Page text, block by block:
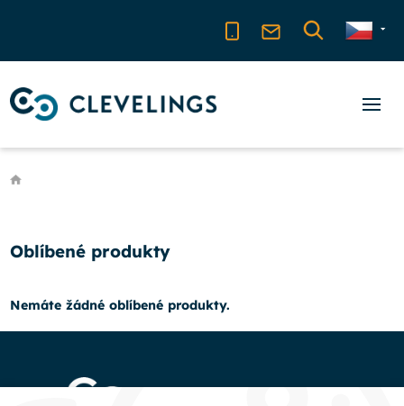
Oblíbené produkty
Nemáte žádné oblíbené produkty.